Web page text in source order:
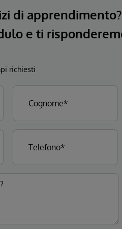
di apprendimento?
e ti
richiesti